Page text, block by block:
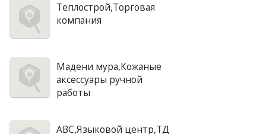
Теплострой,Торговая
компания
Мадени мура,Кожаные
аксессуары ручной
работы
АВС,Языковой центр,ТД